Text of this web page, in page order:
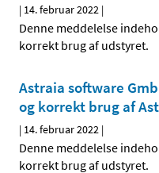
| 14. februar 2022 |
Denne meddelelse
korrekt brug af udstyret.
Astraia software
og korrekt brug af
| 14. februar 2022 |
Denne meddelelse
korrekt brug af udstyret.